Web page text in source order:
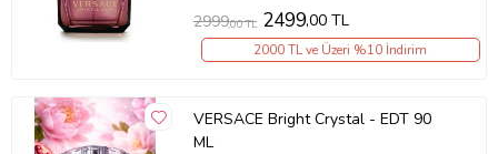
2999,00 TL 2499,00 TL
2000 TL ve Üzeri %10 İndirim
VERSACE Bright Crystal - EDT 90
ML